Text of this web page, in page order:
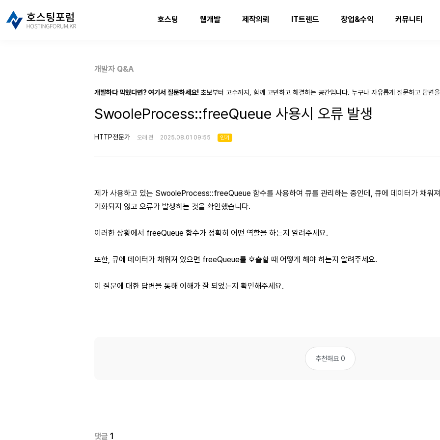
호스팅 웹개발 제작의뢰 IT트렌드 창업&수익 커뮤니티
개발자 Q&A
개발하다 막혔다면? 여기서 질문하세요! 초보부터 고수까지, 함께 고민하고 해결하는 공간입니다. 누구나 자유롭게 질문하고 답변
SwooleProcess::freeQueue 사용시 오류 발생
HTTP전문가 오래 전 2025.08.01 09:55 인기
제가 사용하고 있는 SwooleProcess::freeQueue 함수를 사용하여 큐를 관리하는 중인데, 큐에 데이터가 채워
기화되지 않고 오류가 발생하는 것을 확인했습니다.
이러한 상황에서 freeQueue 함수가 정확히 어떤 역할을 하는지 알려주세요.
또한, 큐에 데이터가 채워져 있으면 freeQueue를 호출할 때 어떻게 해야 하는지 알려주세요.
이 질문에 대한 답변을 통해 이해가 잘 되었는지 확인해주세요.
추천해요 0
댓글 1